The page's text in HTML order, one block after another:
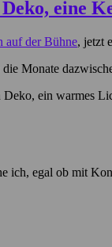
auf der Bühne, jetzt
Monate
ein warmes
ich, egal ob mit